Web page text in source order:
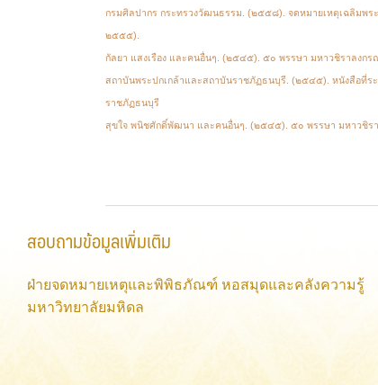
กรมศิลปากร กระทรวงวัฒนธรรม. (๒๕๕๘). จดหมายเหตุเฉลิมพร
๒๕๕๕).
กัลยา แสงเรือง และคนอื่นๆ. (๒๕๔๕). ๕๐ พรรษา มหาวชิราลงก
สถาบันพระปกเกล้าและสถาบันราชภัฏธนบุรี. (๒๕๔๕). หนังสือที่ร
ราชภัฏธนบุรี
สุขใจ พนิชศักดิ์พัฒนา และคนอื่นๆ. (๒๕๔๕). ๕๐ พรรษา มหาวชิร
สอบถามข้อมูลเพิ่มเติม
ฝ่ายจดหมายเหตุและพิพิธภัณฑ์ หอสมุดและคลังความรู้
มหาวิทยาลัยมหิดล